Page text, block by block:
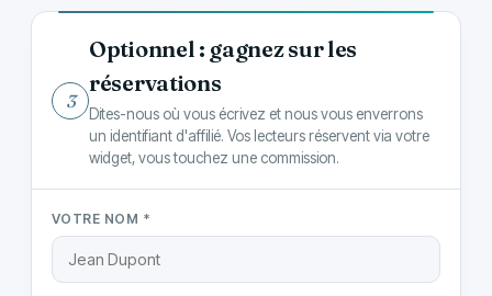
3
Optionnel : gagnez sur les
réservations
Dites-nous où vous écrivez et nous vous enverrons
un identifiant d'affilié. Vos lecteurs réservent via votre
widget, vous touchez une commission.
VOTRE NOM *